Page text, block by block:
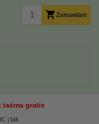
Zamawiam
taśma gratis
tak